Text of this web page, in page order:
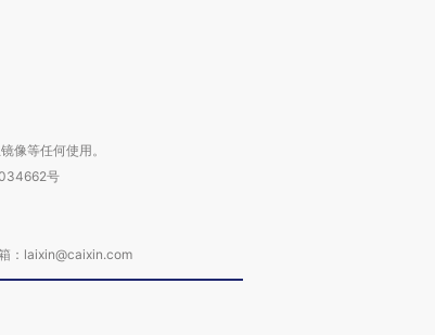
像等任何使用。
号
：laixin@caixin.com